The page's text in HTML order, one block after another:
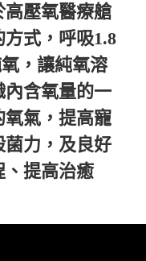
壓氧醫療艙
式，呼吸1.8
，讓純氧溶
含氧量的一
氣，提高寵
力，及良好
、提高治癒